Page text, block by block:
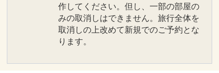
作してください。但し、一部の部屋の
みの取消しはできません。旅行全体を
取消しの上改めて新規でのご予約とな
ります。